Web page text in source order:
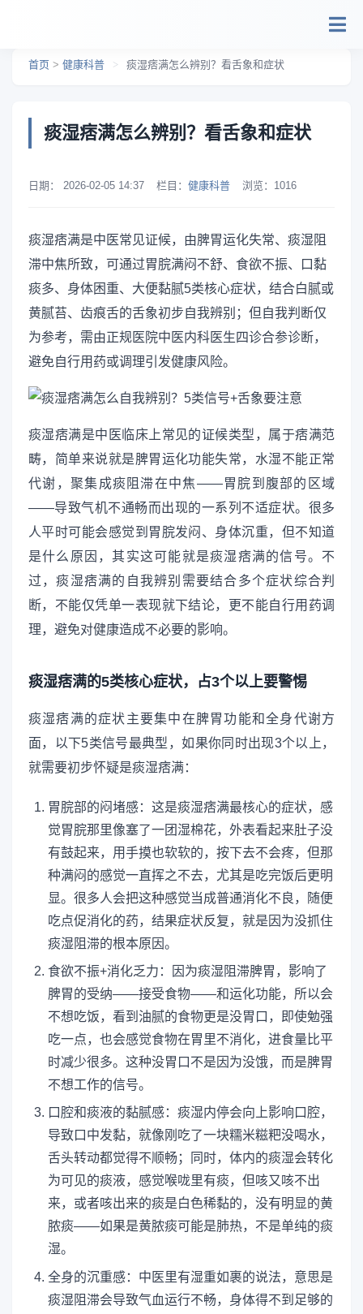
首页 > 健康科普 > 痰湿痞满怎么辨别？看舌象和症状
痰湿痞满怎么辨别？看舌象和症状
日期： 2026-02-05 14:37 栏目： 健康科普 浏览： 1016
痰湿痞满是中医常见证候，由脾胃运化失常、痰湿阻
滞中焦所致，可通过胃脘满闷不舒、食欲不振、口黏
痰多、身体困重、大便黏腻5类核心症状，结合白腻或
黄腻苔、齿痕舌的舌象初步自我辨别；但自我判断仅
为参考，需由正规医院中医内科医生四诊合参诊断，
避免自行用药或调理引发健康风险。
痰湿痞满是中医临床上常见的证候类型，属于痞满范
畴，简单来说就是脾胃运化功能失常，水湿不能正常
代谢，聚集成痰阻滞在中焦——胃脘到腹部的区域
——导致气机不通畅而出现的一系列不适症状。很多
人平时可能会感觉到胃脘发闷、身体沉重，但不知道
是什么原因，其实这可能就是痰湿痞满的信号。不
过，痰湿痞满的自我辨别需要结合多个症状综合判
断，不能仅凭单一表现就下结论，更不能自行用药调
理，避免对健康造成不必要的影响。
痰湿痞满的5类核心症状，占3个以上要警惕
痰湿痞满的症状主要集中在脾胃功能和全身代谢方
面，以下5类信号最典型，如果你同时出现3个以上，
就需要初步怀疑是痰湿痞满：
胃脘部的闷堵感：这是痰湿痞满最核心的症状，感
觉胃脘那里像塞了一团湿棉花，外表看起来肚子没
有鼓起来，用手摸也软软的，按下去不会疼，但那
种满闷的感觉一直挥之不去，尤其是吃完饭后更明
显。很多人会把这种感觉当成普通消化不良，随便
吃点促消化的药，结果症状反复，就是因为没抓住
痰湿阻滞的根本原因。
食欲不振+消化乏力：因为痰湿阻滞脾胃，影响了
脾胃的受纳——接受食物——和运化功能，所以会
不想吃饭，看到油腻的食物更是没胃口，即使勉强
吃一点，也会感觉食物在胃里不消化，进食量比平
时减少很多。这种没胃口不是因为没饿，而是脾胃
不想工作的信号。
口腔和痰液的黏腻感：痰湿内停会向上影响口腔，
导致口中发黏，就像刚吃了一块糯米糍粑没喝水，
舌头转动都觉得不顺畅；同时，体内的痰湿会转化
为可见的痰液，感觉喉咙里有痰，但咳又咳不出
来，或者咳出来的痰是白色稀黏的，没有明显的黄
脓痰——如果是黄脓痰可能是肺热，不是单纯的痰
湿。
全身的沉重感：中医里有湿重如裹的说法，意思是
痰湿阻滞会导致气血运行不畅，身体得不到足够的